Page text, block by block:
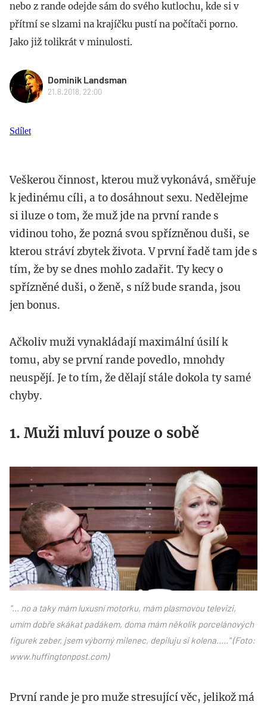
nebo z rande odejde sám do svého kutlochu, kde si v
přítmí se slzami na krajíčku pustí na počítači porno.
Jako již tolikrát v minulosti.
Dominik Landsman
21.8.2018, 22:00
Sdílet
Veškerou činnost, kterou muž vykonává, směřuje
k jedinému cíli, a to dosáhnout sexu. Nedělejme
si iluze o tom, že muž jde na první rande s
vidinou toho, že pozná svou spřízněnou duši, se
kterou stráví zbytek života. V první řadě tam jde s
tím, že by se dnes mohlo zadařit. Ty kecy o
spřízněné duši, o ženě, s níž bude sranda, jsou
jen bonus.
Ačkoliv muži vynakládají maximální úsilí k
tomu, aby se první rande povedlo, mnohdy
neuspějí. Je to tím, že dělají stále dokola ty samé
chyby.
1. Muži mluví pouze o sobě
www.huffingtonpost.com_.jpg
"... no a taky mám luxusní motorku, mám plasmovou televizi,
umím dobře skákat padákem, doma mám několik porcelánových
figurek zeber, jsem výborný milenec, depiluju si kolena....." (Foto:
www.huffingtonpost.com)
První rande je pro muže stresující věc, jelikož má